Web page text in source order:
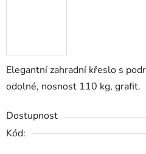
Elegantní zahradní křeslo s
odolné, nosnost 110 kg, grafit.
Dostupnost
Kód: